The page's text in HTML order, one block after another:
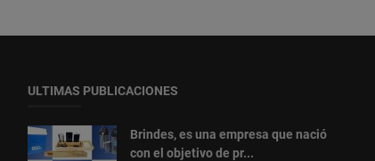
ULTIMAS PUBLICACIONES
Brindes, es una empresa que nació
con el objetivo de pr...